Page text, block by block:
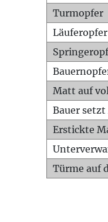
Turmopfer
Läuferopfer
Matt auf
Bauer
Erstickte
Türme auf